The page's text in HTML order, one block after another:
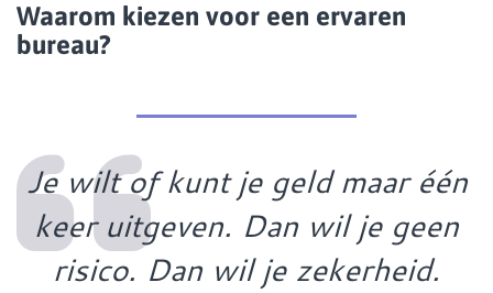
Waarom kiezen voor een ervaren
bureau?
Je wilt of kunt je geld maar één
keer uitgeven. Dan wil je geen
risico. Dan wil je zekerheid.